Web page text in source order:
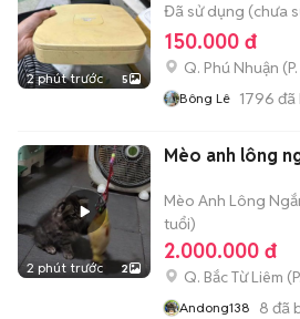
2 phút trước 5
Đã sử dụng (chưa
150.000 đ
Q. Phú Nhuận (
Bông Lê 1796 đã
2 phút trước 2
Mèo anh lông
Mèo Anh Lông
tuổi)
2.000.000 đ
Q. Bắc Từ Liêm (
Andong138 8 đã